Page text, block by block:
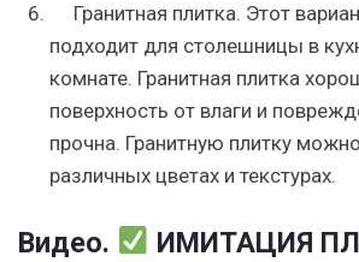
Гранитная плитка. Этот
подходит для столешницы в
комнате. Гранитная плитка
поверхность от влаги и
прочна. Гранитную плитку
различных цветах и текстурах.
Видео.
ИМИТАЦИЯ